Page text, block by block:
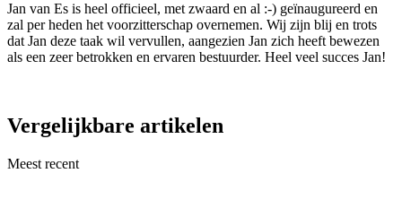
Jan van Es is heel officieel, met zwaard en al :-) geïnaugureerd en
zal per heden het voorzitterschap overnemen. Wij zijn blij en trots
dat Jan deze taak wil vervullen, aangezien Jan zich heeft bewezen
als een zeer betrokken en ervaren bestuurder. Heel veel succes Jan!
Vergelijkbare artikelen
Meest recent